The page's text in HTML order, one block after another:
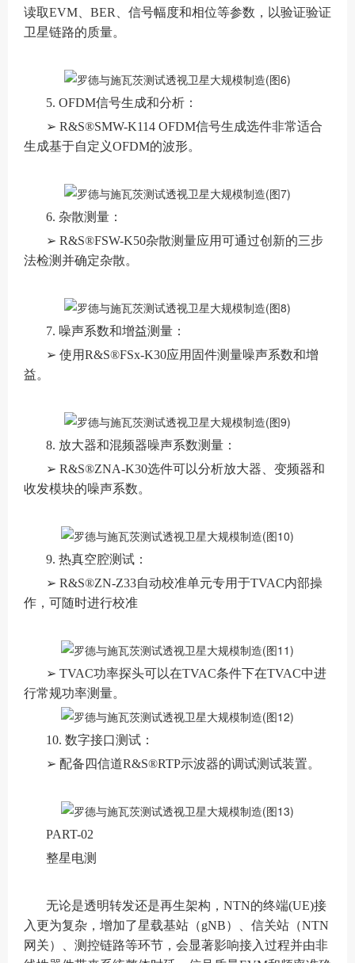
读取EVM、BER、信号幅度和相位等参数，以验证验证
卫星链路的质量。
5. OFDM信号生成和分析：
➢ R&S®SMW-K114 OFDM信号生成选件非常适合
生成基于自定义OFDM的波形。
6. 杂散测量：
➢ R&S®FSW-K50杂散测量应用可通过创新的三步
法检测并确定杂散。
7. 噪声系数和增益测量：
➢ 使用R&S®FSx-K30应用固件测量噪声系数和增
益。
8. 放大器和混频器噪声系数测量：
➢ R&S®ZNA-K30选件可以分析放大器、变频器和
收发模块的噪声系数。
9. 热真空腔测试：
➢ R&S®ZN-Z33自动校准单元专用于TVAC内部操
作，可随时进行校准
➢ TVAC功率探头可以在TVAC条件下在TVAC中进
行常规功率测量。
10. 数字接口测试：
➢ 配备四信道R&S®RTP示波器的调试测试装置。
PART-02
整星电测
无论是透明转发还是再生架构，NTN的终端(UE)接
入更为复杂，增加了星载基站（gNB）、信关站（NTN
网关）、测控链路等环节，会显著影响接入过程并由非